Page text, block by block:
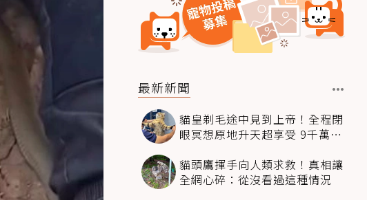
最新新聞
貓皇剃毛途中見到上帝！全程閉
眼冥想原地升天超享受 9千萬人
貓頭鷹揮手向人類求救！真相讓
全網心碎：從沒看過這種情況